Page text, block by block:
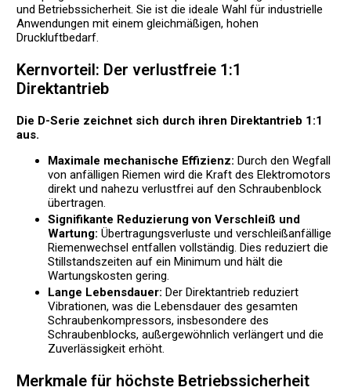
und Betriebssicherheit. Sie ist die ideale Wahl für industrielle
Anwendungen mit einem gleichmäßigen, hohen
Druckluftbedarf.
Kernvorteil: Der verlustfreie 1:1
Direktantrieb
Die D-Serie zeichnet sich durch ihren Direktantrieb 1:1
aus.
Maximale mechanische Effizienz: Durch den Wegfall
von anfälligen Riemen wird die Kraft des Elektromotors
direkt und nahezu verlustfrei auf den Schraubenblock
übertragen.
Signifikante Reduzierung von Verschleiß und
Wartung: Übertragungsverluste und verschleißanfällige
Riemenwechsel entfallen vollständig. Dies reduziert die
Stillstandszeiten auf ein Minimum und hält die
Wartungskosten gering.
Lange Lebensdauer: Der Direktantrieb reduziert
Vibrationen, was die Lebensdauer des gesamten
Schraubenkompressors, insbesondere des
Schraubenblocks, außergewöhnlich verlängert und die
Zuverlässigkeit erhöht.
Merkmale für höchste Betriebssicherheit